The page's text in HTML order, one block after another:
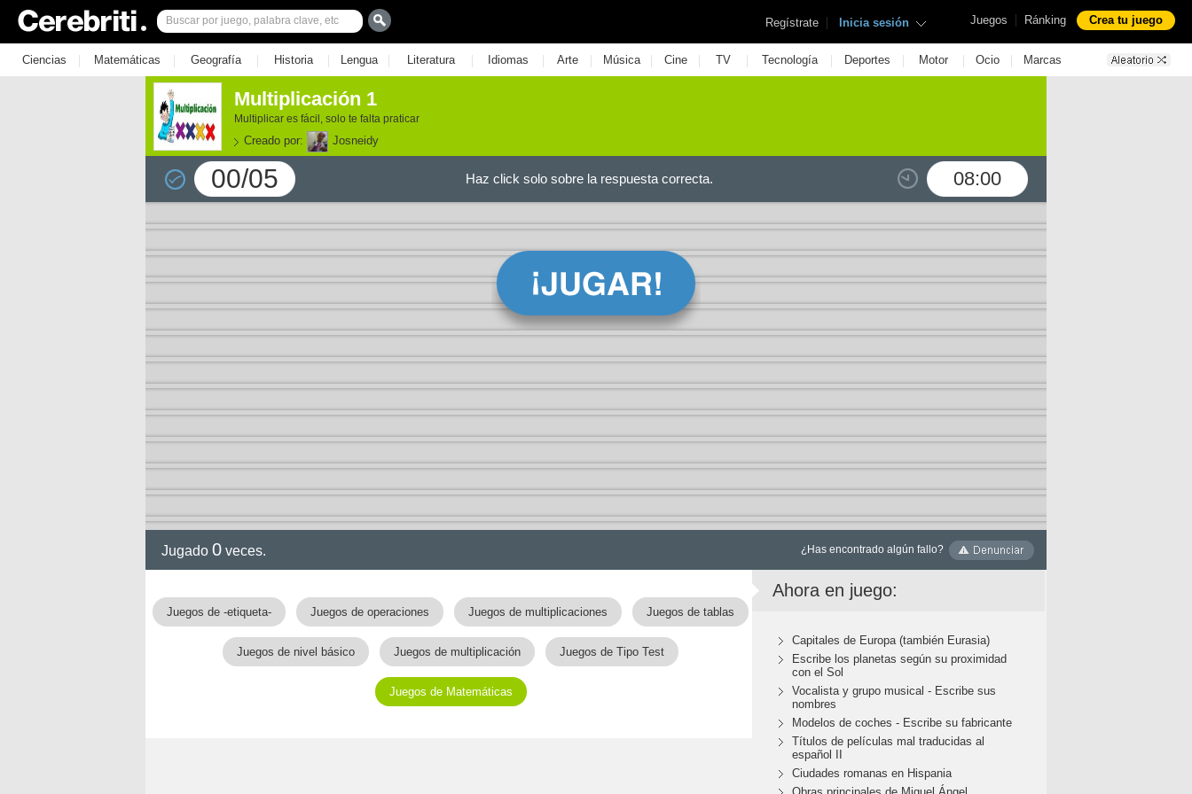
Juegos | Ránking Crea tu juego
Regístrate | Inicia sesión
Ciencias | Matemáticas | Geografía | Historia | Lengua | Literatura | Idiomas | Arte | Música | Cine | TV | Tecnología | Deportes | Motor | Ocio | Marcas
Multiplicación 1
Multiplicar es fácil, solo te falta praticar
Creado por: Josneidy
00/05 08:00
Haz click solo sobre la respuesta correcta.
Jugado 0 veces. ¿Has encontrado algún fallo?
Juegos de -etiqueta- Juegos de operaciones Juegos de multiplicaciones Juegos de tablas
Juegos de nivel básico Juegos de multiplicación Juegos de Tipo Test
Juegos de Matemáticas
Ahora en juego:
Capitales de Europa (también Eurasia)
Escribe los planetas según su proximidad
con el Sol
Vocalista y grupo musical - Escribe sus
nombres
Modelos de coches - Escribe su fabricante
Títulos de películas mal traducidas al
español II
Ciudades romanas en Hispania